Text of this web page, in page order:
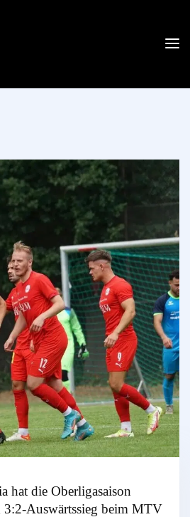
hat die Oberligasaison
3:2-Auswärtssieg beim MTV